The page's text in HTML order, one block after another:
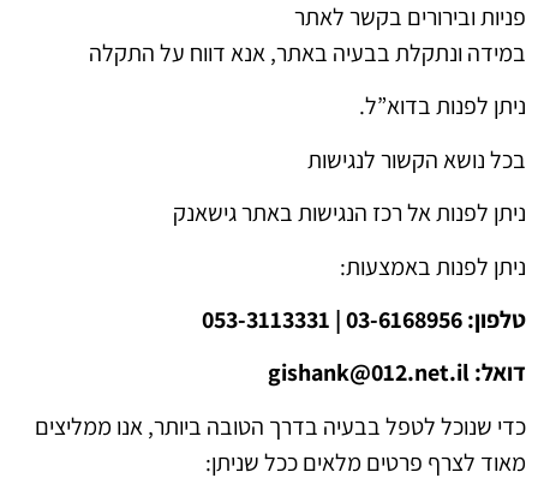
פניות ובירורים בקשר לאתר
במידה ונתקלת בבעיה באתר, אנא דווח על התקלה
ניתן לפנות בדוא”ל.
בכל נושא הקשור לנגישות
ניתן לפנות אל רכז הנגישות באתר גישאנק
ניתן לפנות באמצעות:
טלפון: 03-6168956 | 053-3113331
דואל: gishank@012.net.il
כדי שנוכל לטפל בבעיה בדרך הטובה ביותר, אנו ממליצים
מאוד לצרף פרטים מלאים ככל שניתן: